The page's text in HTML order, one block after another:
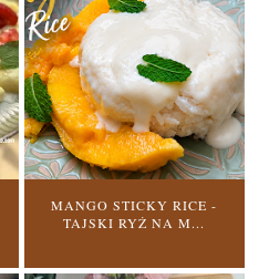
MANGO STICKY RICE -
TAJSKI RYŻ NA M...